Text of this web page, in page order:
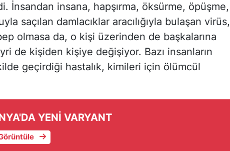
İnsandan insana, hapşırma, öksürme, öpüşme,
saçılan damlacıklar aracılığıyla bulaşan virüs,
olmasa da, o kişi üzerinden de başkalarına
de kişiden kişiye değişiyor. Bazı insanların
geçirdiği hastalık, kimileri için ölümcül
YENİ VARYANT